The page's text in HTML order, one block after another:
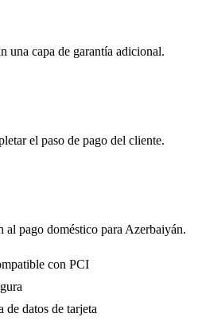
una capa de garantía adicional.
el paso de pago del cliente.
al pago doméstico para Azerbaiyán.
con PCI
de datos de tarjeta